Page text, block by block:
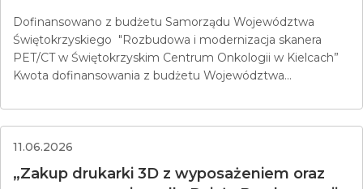
Dofinansowano z budżetu Samorządu Województwa
Świętokrzyskiego "Rozbudowa i modernizacja skanera
PET/CT w Świętokrzyskim Centrum Onkologii w Kielcach”
Kwota dofinansowania z budżetu Województwa...
11.06.2026
„Zakup drukarki 3D z wyposażeniem oraz